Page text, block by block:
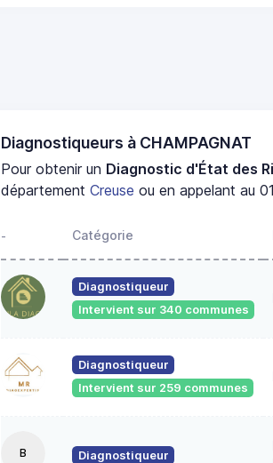
Diagnostiqueurs à CHAMPAGNAT
Pour obtenir un Diagnostic d'État des
départementCreuse ou en appelant au
- Catégorie
Diagnostiqueur
Intervient sur 340 communes
Diagnostiqueur
Intervient sur 259 communes
B Diagnostiqueur